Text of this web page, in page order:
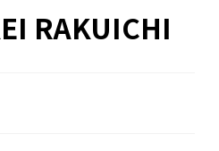
RAKUICHI